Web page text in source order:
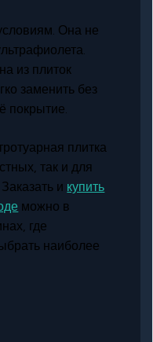
Она не
из плиток
заменить без
покрытие.
плитка
так и для
и купить
можно в
где
наиболее